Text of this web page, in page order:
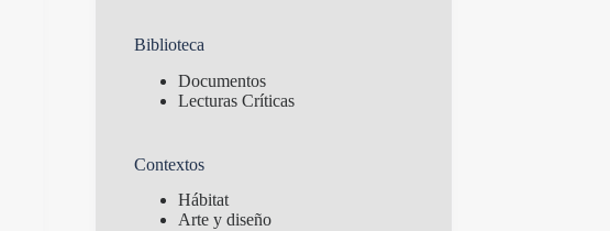
Biblioteca
Documentos
Lecturas Críticas
Contextos
Hábitat
Arte y diseño